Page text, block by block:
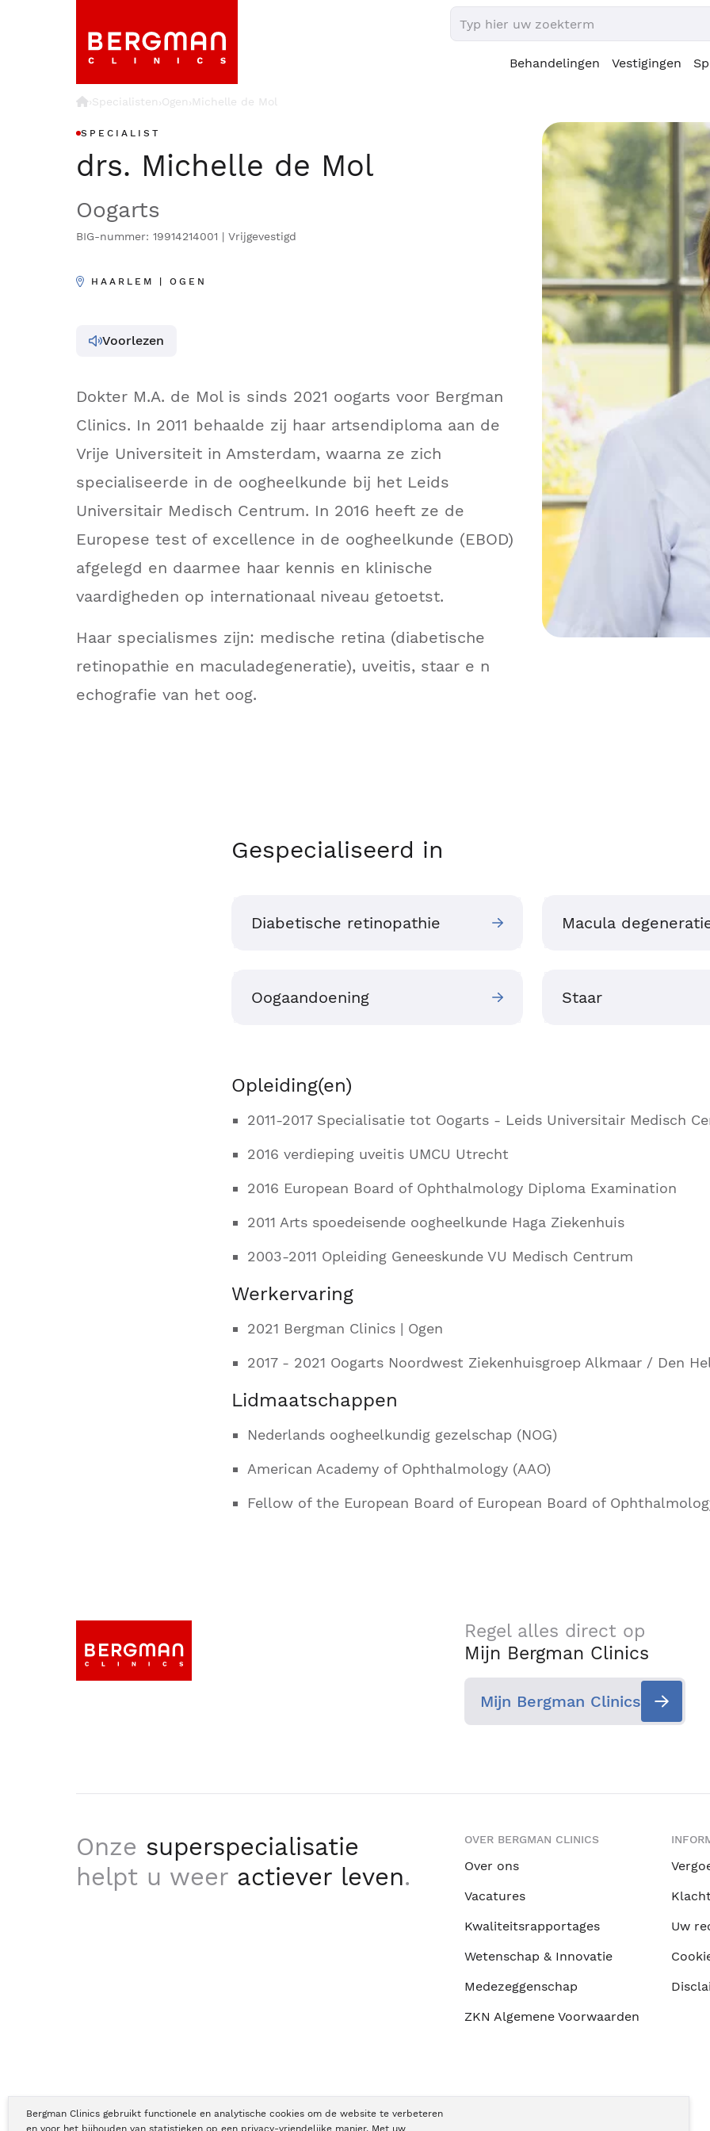
Bergman Clinics gebruikt functionele en analytische cookies om de website te verbeteren
Behandelingen Vestigingen
›Specialisten›Ogen›Michelle de Mol
SPECIALIST
drs. Michelle de Mol
Oogarts
BIG-nummer: 19914214001 | Vrijgevestigd
HAARLEM | OGEN
Voorlezen
Dokter M.A. de Mol is sinds 2021 oogarts voor Bergman
Clinics. In 2011 behaalde zij haar artsendiploma aan de
Vrije Universiteit in Amsterdam, waarna ze zich
specialiseerde in de oogheelkunde bij het Leids
Universitair Medisch Centrum. In 2016 heeft ze de
Europese test of excellence in de oogheelkunde (EBOD)
afgelegd en daarmee haar kennis en klinische
vaardigheden op internationaal niveau getoetst.
Haar specialismes zijn: medische retina (diabetische
retinopathie en maculadegeneratie), uveitis, staar e n
echografie van het oog.
Gespecialiseerd in
Diabetische retinopathie Macula
Oogaandoening Staar
Opleiding(en)
2011-2017 Specialisatie tot Oogarts - Leids Universitair Medisch
2016 verdieping uveitis UMCU Utrecht
2016 European Board of Ophthalmology Diploma Examination
2011 Arts spoedeisende oogheelkunde Haga Ziekenhuis
2003-2011 Opleiding Geneeskunde VU Medisch Centrum
Werkervaring
2021 Bergman Clinics | Ogen
2017 - 2021 Oogarts Noordwest Ziekenhuisgroep Alkmaar / Den
Lidmaatschappen
Nederlands oogheelkundig gezelschap (NOG)
American Academy of Ophthalmology (AAO)
Fellow of the European Board of European Board of
Regel alles direct op
Mijn Bergman Clinics
Mijn Bergman Clinics
Onze superspecialisatie
helpt u weer actiever leven.
OVER BERGMAN CLINICS
Over ons
Vacatures
Kwaliteitsrapportages
Wetenschap & Innovatie
Medezeggenschap
ZKN Algemene Voorwaarden
Uw